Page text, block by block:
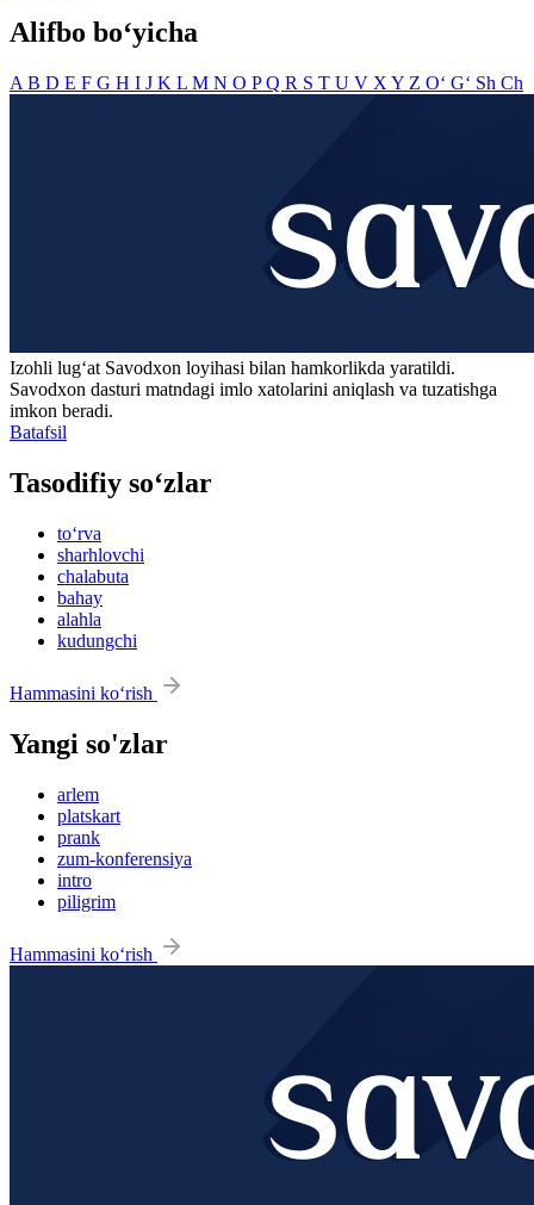
Alifbo bo‘yicha
A B D E F G H I J K L M N O PQ R S T U V X Y Z O‘ G‘ Sh Ch
Izohli lugʻat Savodxon loyihasi bilan hamkorlikda yaratildi.
Savodxon dasturi matndagi imlo xatolarini aniqlash va tuzatishga
imkon beradi.
Batafsil
Tasodifiy so‘zlar
to‘rva
sharhlovchi
chalabuta
bahay
alahla
kudungchi
Hammasini ko‘rish
Yangi so'zlar
arlem
platskart
prank
zum-konferensiya
intro
piligrim
Hammasini ko‘rish